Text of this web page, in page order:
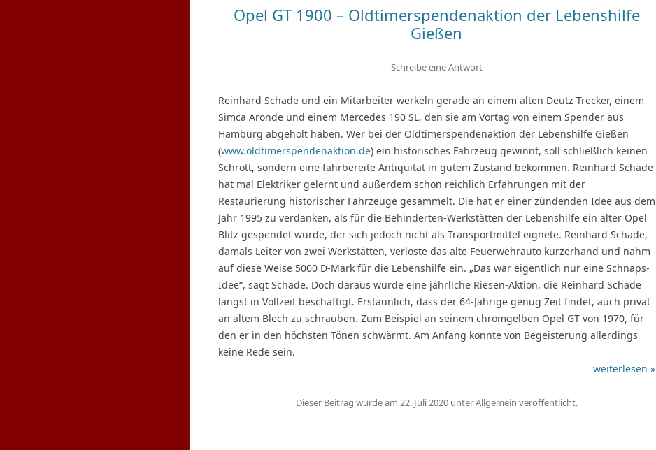
Opel GT 1900 – Oldtimerspendenaktion der Lebenshilfe
Gießen
Schreibe eine Antwort
Reinhard Schade und ein Mitarbeiter werkeln gerade an einem alten Deutz-Trecker, einem
Simca Aronde und einem Mercedes 190 SL, den sie am Vortag von einem Spender aus
Hamburg abgeholt haben. Wer bei der Oldtimerspendenaktion der Lebenshilfe Gießen
(www.oldtimerspendenaktion.de) ein historisches Fahrzeug gewinnt, soll schließlich keinen
Schrott, sondern eine fahrbereite Antiquität in gutem Zustand bekommen. Reinhard Schade
hat mal Elektriker gelernt und außerdem schon reichlich Erfahrungen mit der
Restaurierung historischer Fahrzeuge gesammelt. Die hat er einer zündenden Idee aus dem
Jahr 1995 zu verdanken, als für die Behinderten-Werkstätten der Lebenshilfe ein alter Opel
Blitz gespendet wurde, der sich jedoch nicht als Transportmittel eignete. Reinhard Schade,
damals Leiter von zwei Werkstätten, verloste das alte Feuerwehrauto kurzerhand und nahm
auf diese Weise 5000 D-Mark für die Lebenshilfe ein. „Das war eigentlich nur eine Schnaps-
Idee“, sagt Schade. Doch daraus wurde eine jährliche Riesen-Aktion, die Reinhard Schade
längst in Vollzeit beschäftigt. Erstaunlich, dass der 64-Jährige genug Zeit findet, auch privat
an altem Blech zu schrauben. Zum Beispiel an seinem chromgelben Opel GT von 1970, für
den er in den höchsten Tönen schwärmt. Am Anfang konnte von Begeisterung allerdings
keine Rede sein.
weiterlesen »
Dieser Beitrag wurde am 22. Juli 2020unterAllgemein veröffentlicht.